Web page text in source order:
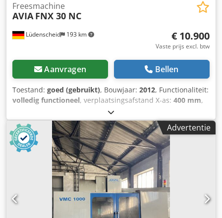
Lüdenscheid 193 km
Freesmachine
AVIA FNX 30 NC
€ 10.900
Vaste prijs excl. btw
Aanvragen Bellen
Toestand: goed (gebruikt), Bouwjaar: 2012, Functionaliteit:
volledig functioneel, verplaatsingsafstand X-as: 400 mm,
, verplaatsingsafstand Z-as:
mm, Besturing: HEIDENHAIN Tafeloppervlak: 315 x 710 mm
Spindeltoerental: 50 - 3000 omw/min Afmetingen LxBxH:
2700 x 2250 x 1950 mm Gewicht: 1.700 kg Crsdpozfixwofx
Apmsf
Advertentie